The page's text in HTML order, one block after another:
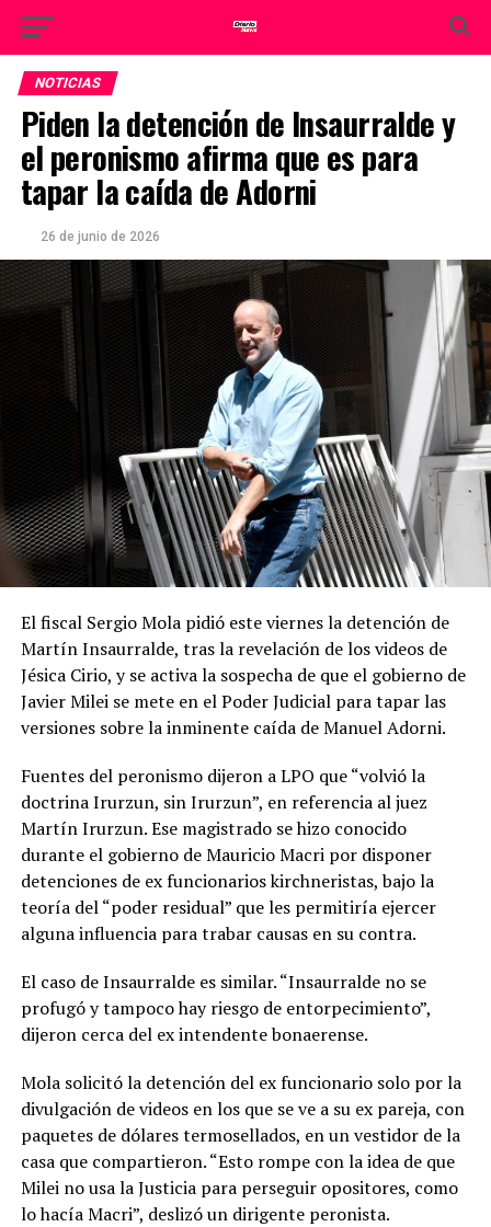
NOTICIAS
Piden la detención de Insaurralde y
el peronismo afirma que es para
tapar la caída de Adorni
26 de junio de 2026
El fiscal Sergio Mola pidió este viernes la detención de
Martín Insaurralde, tras la revelación de los videos de
Jésica Cirio, y se activa la sospecha de que el gobierno de
Javier Milei se mete en el Poder Judicial para tapar las
versiones sobre la inminente caída de Manuel Adorni.
Fuentes del peronismo dijeron a LPO que “volvió la
doctrina Irurzun, sin Irurzun”, en referencia al juez
Martín Irurzun. Ese magistrado se hizo conocido
durante el gobierno de Mauricio Macri por disponer
detenciones de ex funcionarios kirchneristas, bajo la
teoría del “poder residual” que les permitiría ejercer
alguna influencia para trabar causas en su contra.
El caso de Insaurralde es similar. “Insaurralde no se
profugó y tampoco hay riesgo de entorpecimiento”,
dijeron cerca del ex intendente bonaerense.
Mola solicitó la detención del ex funcionario solo por la
divulgación de videos en los que se ve a su ex pareja, con
paquetes de dólares termosellados, en un vestidor de la
casa que compartieron. “Esto rompe con la idea de que
Milei no usa la Justicia para perseguir opositores, como
lo hacía Macri”, deslizó un dirigente peronista.